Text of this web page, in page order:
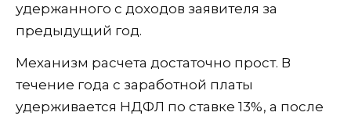
удержанного с доходов заявителя за
предыдущий год.
Механизм расчета достаточно прост. В
течение года с заработной платы
удерживается НДФЛ по ставке 13%, а после